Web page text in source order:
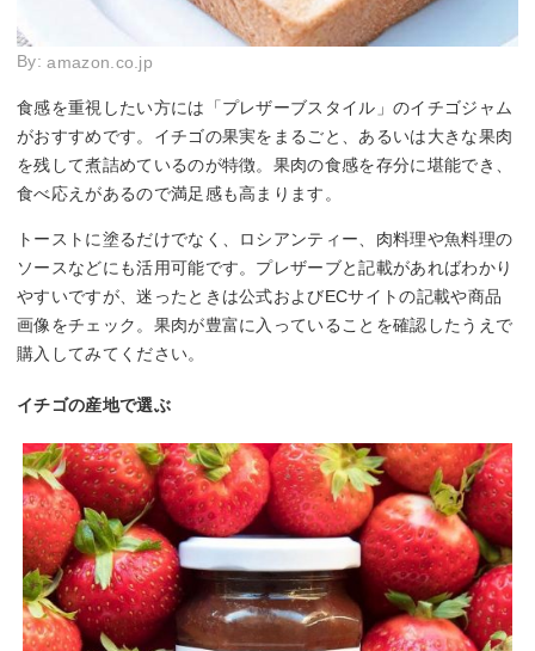
By:amazon.co.jp
食感を重視したい方には「プレザーブスタイル」のイチゴジャム
がおすすめです。イチゴの果実をまるごと、あるいは大きな果肉
を残して煮詰めているのが特徴。果肉の食感を存分に堪能でき、
食べ応えがあるので満足感も高まります。
トーストに塗るだけでなく、ロシアンティー、肉料理や魚料理の
ソースなどにも活用可能です。プレザーブと記載があればわかり
やすいですが、迷ったときは公式およびECサイトの記載や商品
画像をチェック。果肉が豊富に入っていることを確認したうえで
購入してみてください。
イチゴの産地で選ぶ